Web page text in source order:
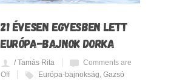
21 ÉVESEN EGYESBEN LETT
EURÓPA-BAJNOK DORKA
/ Tamás Rita
Comments are
Off
Európa-bajnokság, Gazsó